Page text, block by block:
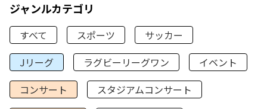
ジャンルカテゴリ
すべて スポーツ
サッカー
Jリーグ
ラグビーリーグワン
イベント
コンサート
スタジアムコンサート